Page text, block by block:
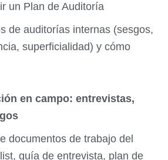
un Plan de Auditoría
de auditorías internas (sesgos,
superficialidad) y cómo
en campo: entrevistas,
documentos de trabajo del
guía de entrevista, plan de